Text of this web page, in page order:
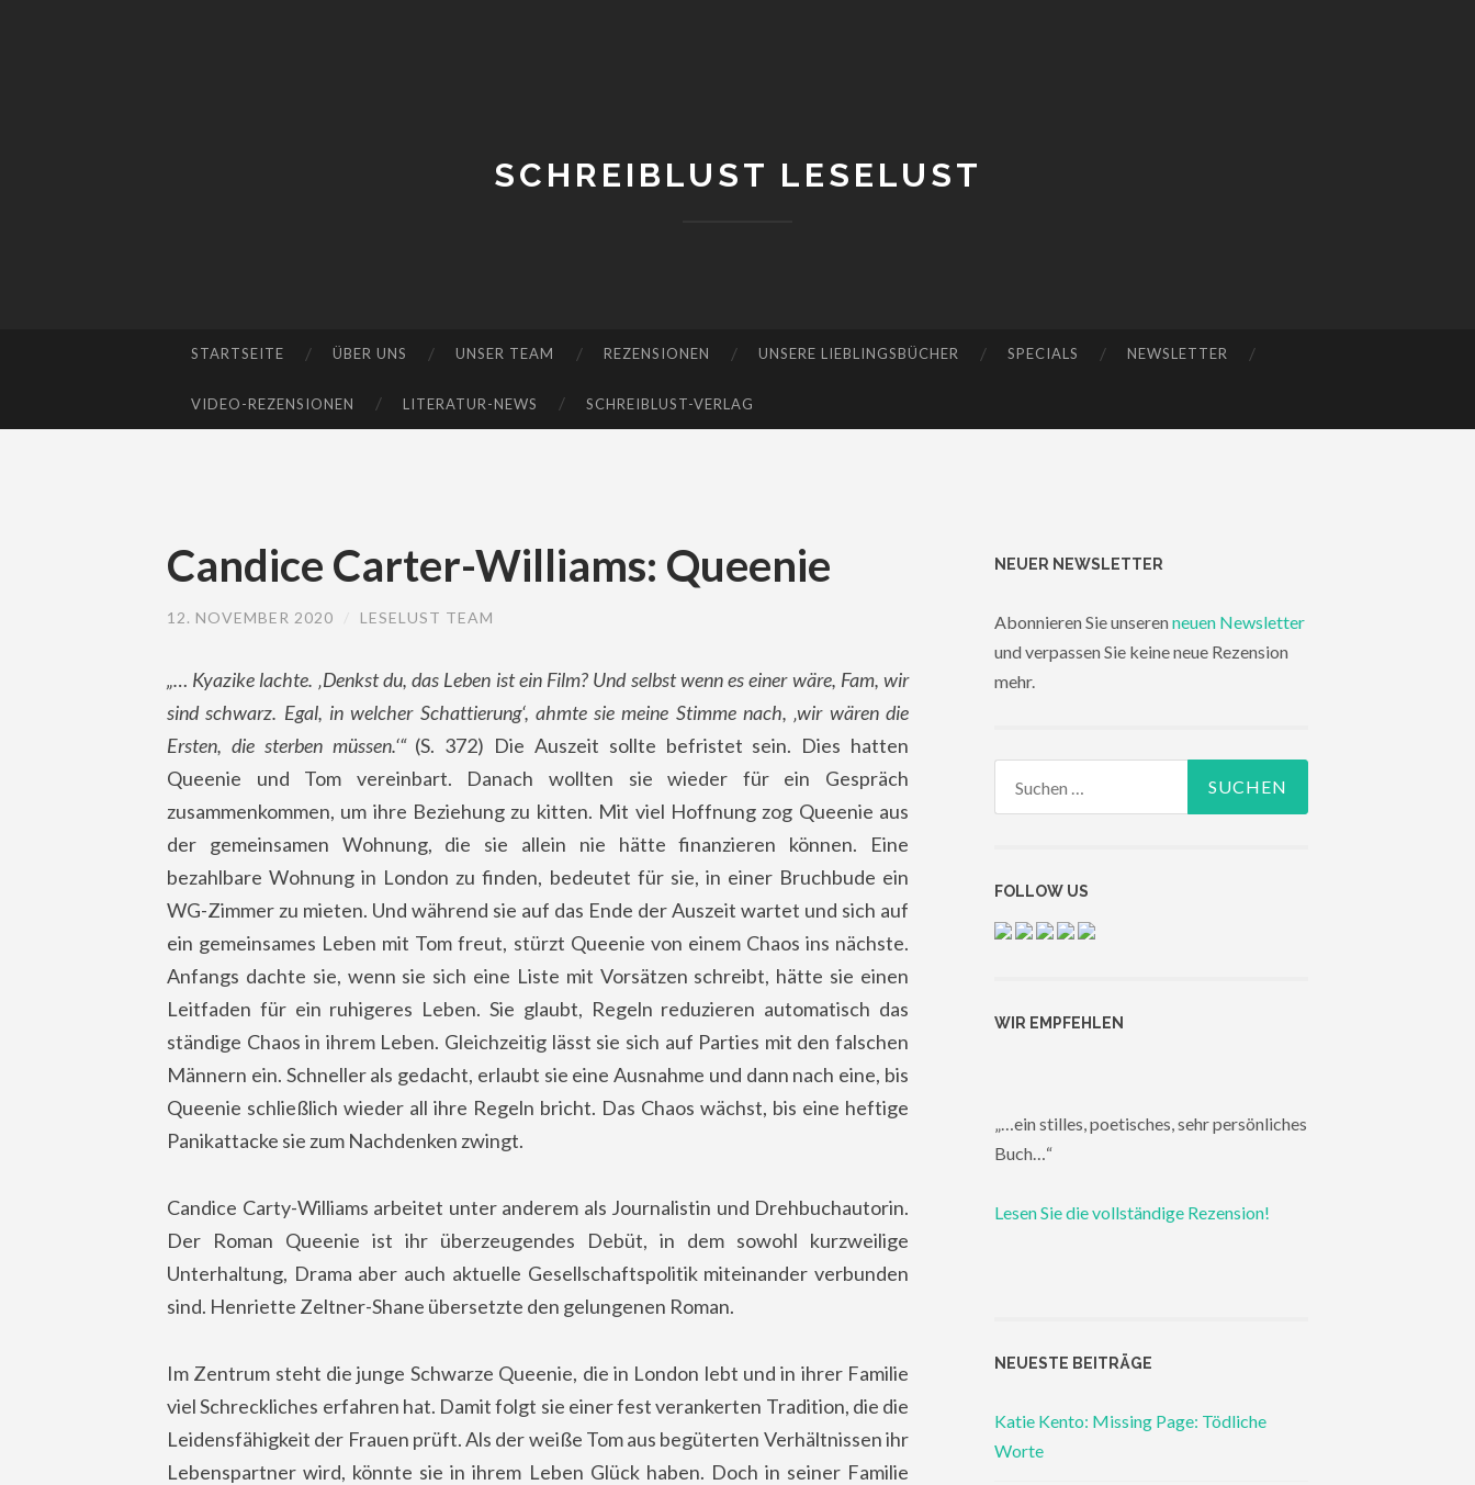
SCHREIBLUST LESELUST
STARTSEITE ÜBER UNS UNSER TEAM REZENSIONEN UNSERE LIEBLINGSBÜCHER SPECIALS NEWSLETTER
VIDEO-REZENSIONEN LITERATUR-NEWS SCHREIBLUST-VERLAG
Candice Carter-Williams: Queenie
12. NOVEMBER 2020 LESELUST TEAM
„… Kyazike lachte. ‚Denkst du, das Leben ist ein Film? Und selbst wenn es einer wäre, Fam, wir
sind schwarz. Egal, in welcher Schattierung‘, ahmte sie meine Stimme nach, ‚wir wären die
Ersten, die sterben müssen.‘“(S. 372) Die Auszeit sollte befristet sein. Dies hatten
Queenie und Tom vereinbart. Danach wollten sie wieder für ein Gespräch
zusammenkommen, um ihre Beziehung zu kitten. Mit viel Hoffnung zog Queenie aus
der gemeinsamen Wohnung, die sie allein nie hätte finanzieren können. Eine
bezahlbare Wohnung in London zu finden, bedeutet für sie, in einer Bruchbude ein
WG-Zimmer zu mieten. Und während sie auf das Ende der Auszeit wartet und sich auf
ein gemeinsames Leben mit Tom freut, stürzt Queenie von einem Chaos ins nächste.
Anfangs dachte sie, wenn sie sich eine Liste mit Vorsätzen schreibt, hätte sie einen
Leitfaden für ein ruhigeres Leben. Sie glaubt, Regeln reduzieren automatisch das
ständige Chaos in ihrem Leben. Gleichzeitig lässt sie sich auf Parties mit den falschen
Männern ein. Schneller als gedacht, erlaubt sie eine Ausnahme und dann nach eine, bis
Queenie schließlich wieder all ihre Regeln bricht. Das Chaos wächst, bis eine heftige
Panikattacke sie zum Nachdenken zwingt.
Candice Carty-Williams arbeitet unter anderem als Journalistin und Drehbuchautorin.
Der Roman Queenie ist ihr überzeugendes Debüt, in dem sowohl kurzweilige
Unterhaltung, Drama aber auch aktuelle Gesellschaftspolitik miteinander verbunden
sind. Henriette Zeltner-Shane übersetzte den gelungenen Roman.
Im Zentrum steht die junge Schwarze Queenie, die in London lebt und in ihrer Familie
viel Schreckliches erfahren hat. Damit folgt sie einer fest verankerten Tradition, die die
Leidensfähigkeit der Frauen prüft. Als der weiße Tom aus begüterten Verhältnissen ihr
Lebenspartner wird, könnte sie in ihrem Leben Glück haben. Doch in seiner Familie
NEUER NEWSLETTER
Abonnieren Sie unseren neuen Newsletter
und verpassen Sie keine neue Rezension
mehr.
FOLLOW US
WIR EMPFEHLEN
„…ein stilles, poetisches, sehr persönliches
Buch…“
Lesen Sie die vollständige Rezension!
NEUESTE BEITRÄGE
Katie Kento: Missing Page: Tödliche
Worte